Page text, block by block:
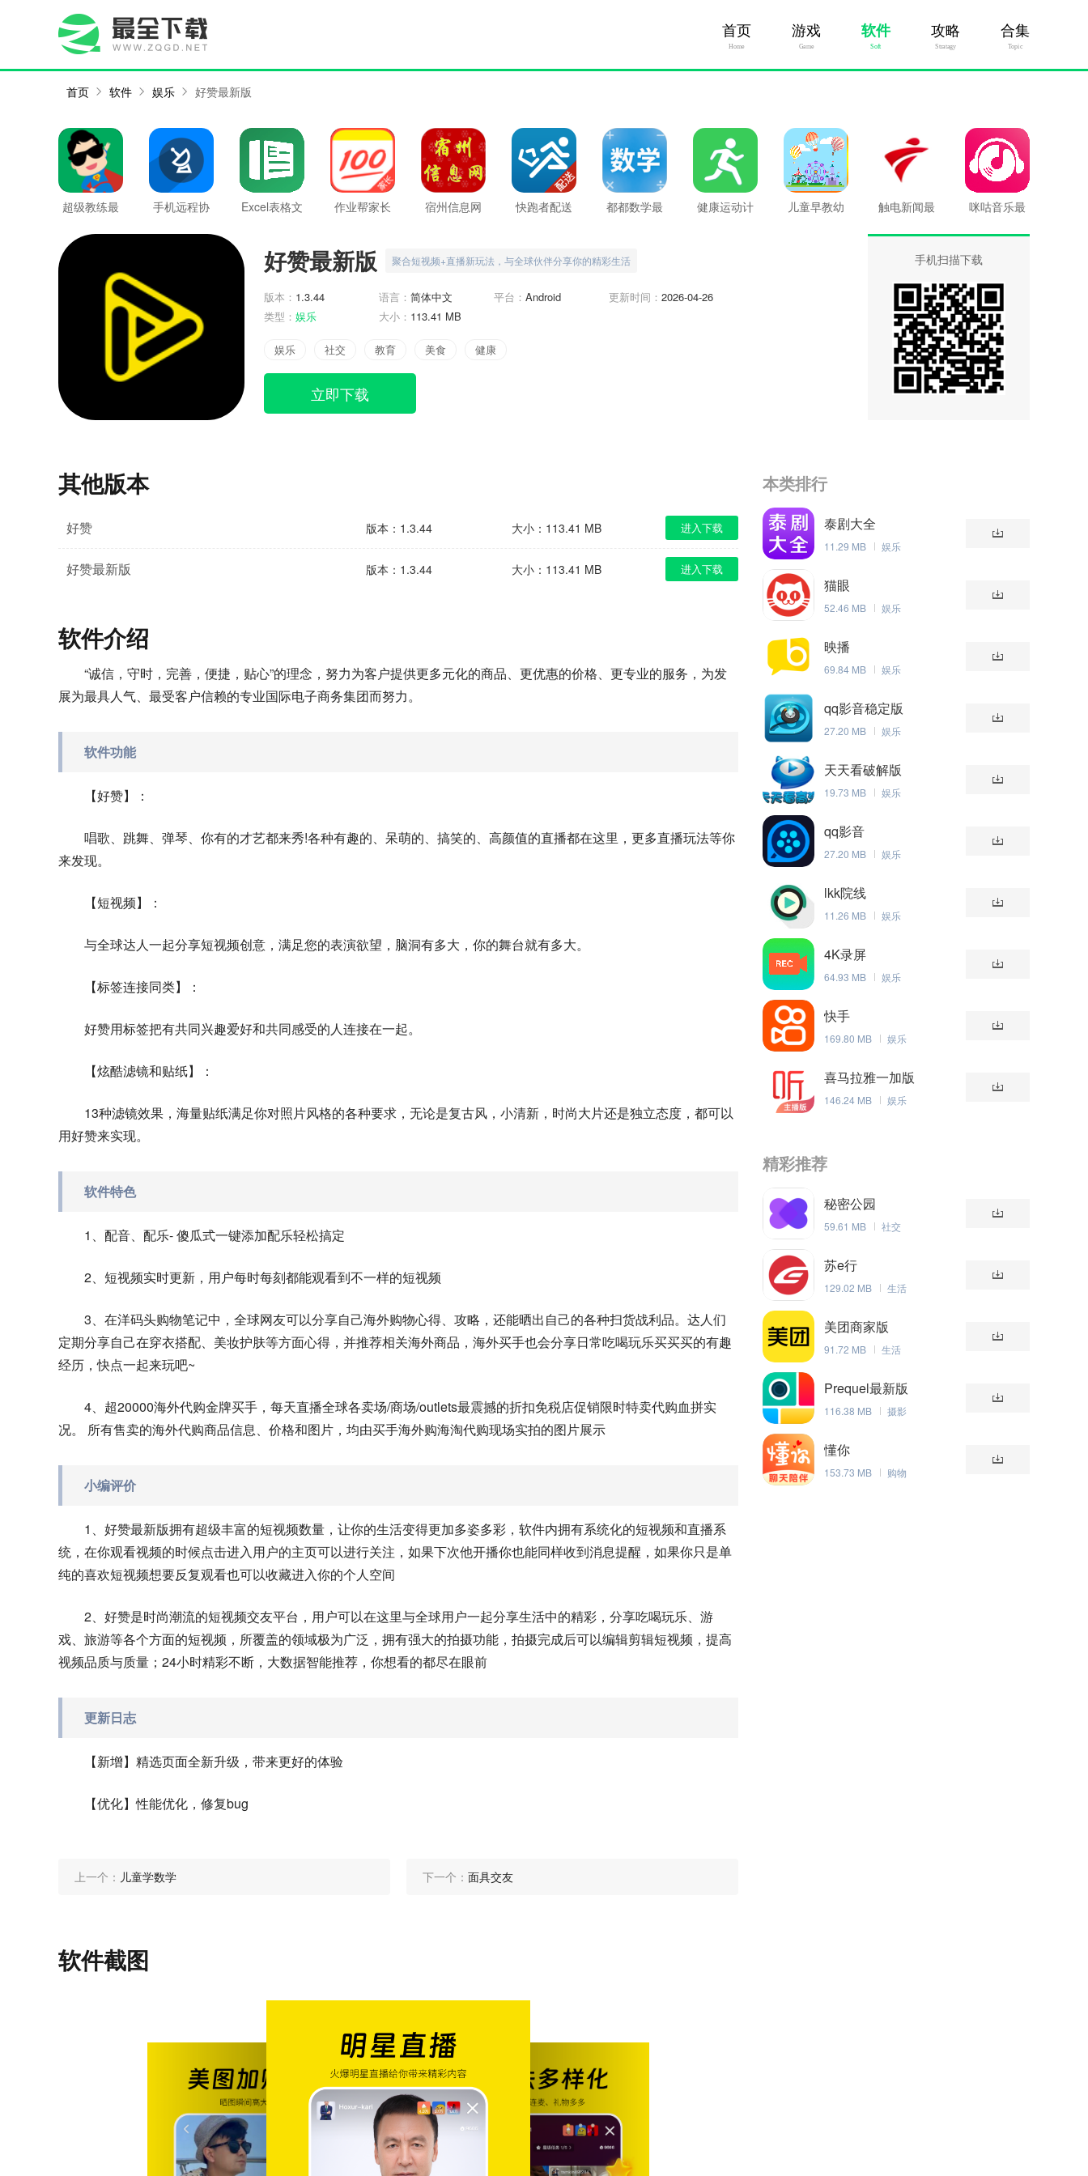
首页
Home
游戏
Game
软件
Soft
攻略
Stratagy
合集
Topic
首页 软件 娱乐 好赞最新版
超级教练最
手机远程协
版
Excel表格文
作业帮家长
宿州信息网
快跑者配送
都都数学最
健康运动计
儿童早教幼
触电新闻最
咪咕音乐最
手机扫描下载
好赞最新版 聚合短视频+直播新玩法，与全球伙伴分享你的精彩生活
版本： 1.3.44 语言： 简体中文 平台： Android 更新时间： 2026-04-26
类型： 娱乐 大小： 113.41 MB
娱乐 社交 教育 美食 健康
立即下载
其他版本
好赞 版本：1.3.44 大小：113.41 MB 进入下载
好赞最新版 版本：1.3.44 大小：113.41 MB 进入下载
软件介绍
“诚信，守时，完善，便捷，贴心”的理念，努力为客户提供更多元化的商品、更优惠的价格、更专业的服务，为发
展为最具人气、最受客户信赖的专业国际电子商务集团而努力。
软件功能
【好赞】：
唱歌、跳舞、弹琴、你有的才艺都来秀!各种有趣的、呆萌的、搞笑的、高颜值的直播都在这里，更多直播玩法等你
来发现。
【短视频】：
与全球达人一起分享短视频创意，满足您的表演欲望，脑洞有多大，你的舞台就有多大。
【标签连接同类】：
好赞用标签把有共同兴趣爱好和共同感受的人连接在一起。
【炫酷滤镜和贴纸】：
13种滤镜效果，海量贴纸满足你对照片风格的各种要求，无论是复古风，小清新，时尚大片还是独立态度，都可以
用好赞来实现。
软件特色
1、配音、配乐- 傻瓜式一键添加配乐轻松搞定
2、短视频实时更新，用户每时每刻都能观看到不一样的短视频
3、在洋码头购物笔记中，全球网友可以分享自己海外购物心得、攻略，还能晒出自己的各种扫货战利品。达人们
定期分享自己在穿衣搭配、美妆护肤等方面心得，并推荐相关海外商品，海外买手也会分享日常吃喝玩乐买买买的有趣
经历，快点一起来玩吧~
4、超20000海外代购金牌买手，每天直播全球各卖场/商场/outlets最震撼的折扣免税店促销限时特卖代购血拼实
况。 所有售卖的海外代购商品信息、价格和图片，均由买手海外购海淘代购现场实拍的图片展示
小编评价
1、好赞最新版拥有超级丰富的短视频数量，让你的生活变得更加多姿多彩，软件内拥有系统化的短视频和直播系
统，在你观看视频的时候点击进入用户的主页可以进行关注，如果下次他开播你也能同样收到消息提醒，如果你只是单
纯的喜欢短视频想要反复观看也可以收藏进入你的个人空间
2、好赞是时尚潮流的短视频交友平台，用户可以在这里与全球用户一起分享生活中的精彩，分享吃喝玩乐、游
戏、旅游等各个方面的短视频，所覆盖的领域极为广泛，拥有强大的拍摄功能，拍摄完成后可以编辑剪辑短视频，提高
视频品质与质量；24小时精彩不断，大数据智能推荐，你想看的都尽在眼前
更新日志
【新增】精选页面全新升级，带来更好的体验
【优化】性能优化，修复bug
上一个： 儿童学数学 下一个： 面具交友
软件截图
本类排行
泰剧大全
11.29 MB 娱乐
猫眼
52.46 MB 娱乐
映播
69.84 MB 娱乐
qq影音稳定版
27.20 MB 娱乐
天天看破解版
19.73 MB 娱乐
qq影音
27.20 MB 娱乐
lkk院线
11.26 MB 娱乐
4K录屏
64.93 MB 娱乐
快手
169.80 MB 娱乐
喜马拉雅一加版
146.24 MB 娱乐
精彩推荐
秘密公园
59.61 MB 社交
苏e行
129.02 MB 生活
美团商家版
91.72 MB 生活
Prequel最新版
116.38 MB 摄影
懂你
153.73 MB 购物